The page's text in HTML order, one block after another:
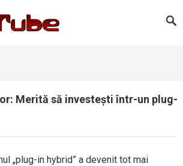
Merită să investești într-un plug-
„plug-in hybrid” a devenit tot mai